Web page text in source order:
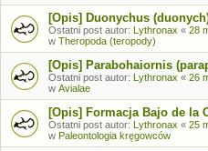
[Opis] Duonychus
Ostatni post autor: Lythronax « 28
w Theropoda (teropody)
[Opis] Parabohaiornis
Ostatni post autor: Lythronax « 26
w Avialae
[Opis] Formacja Bajo de la
Ostatni post autor: Lythronax « 25
w Paleontologia kręgowców